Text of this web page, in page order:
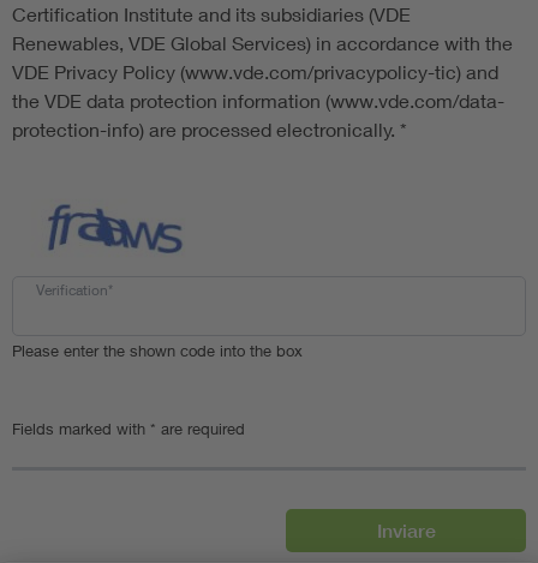
Certification Institute and its subsidiaries (VDE
Renewables, VDE Global Services) in accordance with the
VDE Privacy Policy (www.vde.com/privacypolicy-tic) and
the VDE data protection information (www.vde.com/data-
protection-info) are processed electronically. *
Verification*
Please enter the shown code into the box
Fields marked with * are required